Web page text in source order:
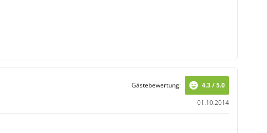
01.10.2014
Gästebewertung: 4.3 / 5.0